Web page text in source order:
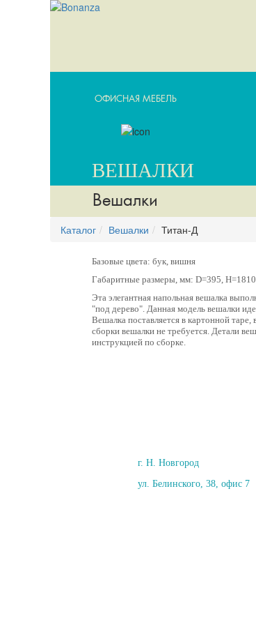
ОФИСНАЯ МЕБЕЛЬ
ВЕШАЛКИ
Вешалки
Каталог Вешалки Титан-Д
Базовые цвета: бук, вишня
Габаритные размеры, мм: D=395, Н=1810
Эта элегантная напольная вешалка
"под дерево". Данная модель вешалки
Вешалка поставляется в картонной
сборки вешалки не требуется. Детали
инструкцией по сборке.
г. Н. Новгород
ул. Белинского, 38, офис 7